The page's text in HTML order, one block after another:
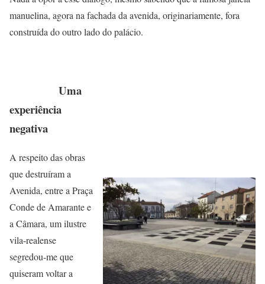
manuelina, agora na fachada da avenida, originariamente, fora
construída do outro lado do palácio.
Uma
experiência
negativa
A respeito das obras
que destruíram a
Avenida, entre a Praça
Conde de Amarante e
a Câmara, um ilustre
vila-realense
segredou-me que
quiseram voltar a